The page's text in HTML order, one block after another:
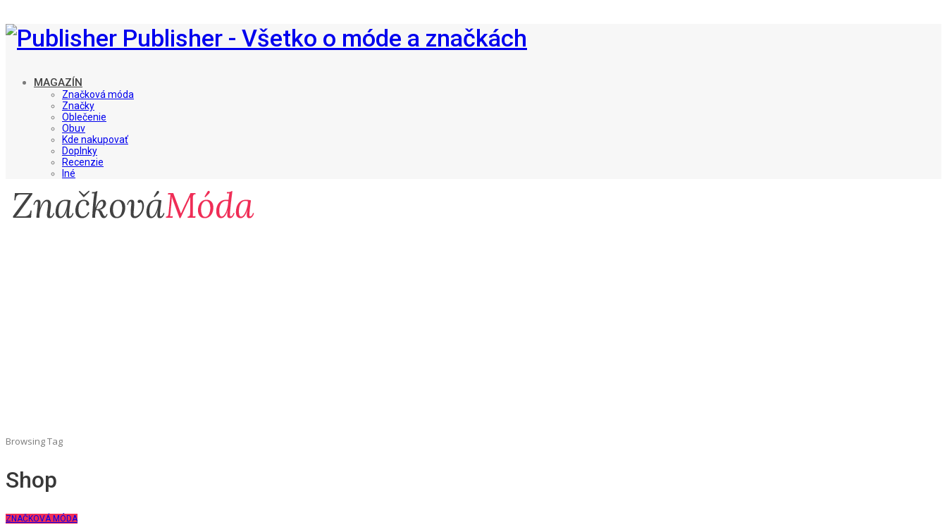
Publisher - Všetko o móde a značkách
MAGAZÍN
Značková móda
Značky
Oblečenie
Obuv
Kde nakupovať
Doplnky
Recenzie
Iné
Browsing Tag
Shop
ZNAČKOVÁ MÓDA